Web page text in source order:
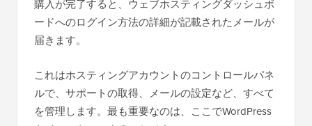
購入が完了すると、ウェブホスティングダッシュボ
ードへのログイン方法の詳細が記載されたメールが
届きます。
これはホスティングアカウントのコントロールパネ
ルで、サポートの取得、メールの設定など、すべて
を管理します。最も重要なのは、ここでWordPress